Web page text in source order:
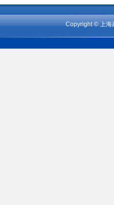
Copyright©上海